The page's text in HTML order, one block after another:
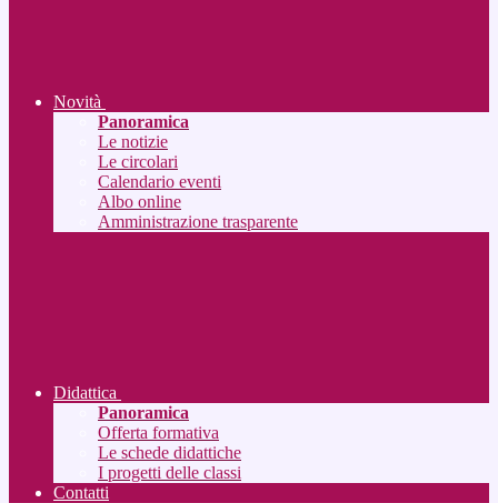
Novità
Panoramica
Le notizie
Le circolari
Calendario eventi
Albo online
Amministrazione trasparente
Didattica
Panoramica
Offerta formativa
Le schede didattiche
I progetti delle classi
Contatti